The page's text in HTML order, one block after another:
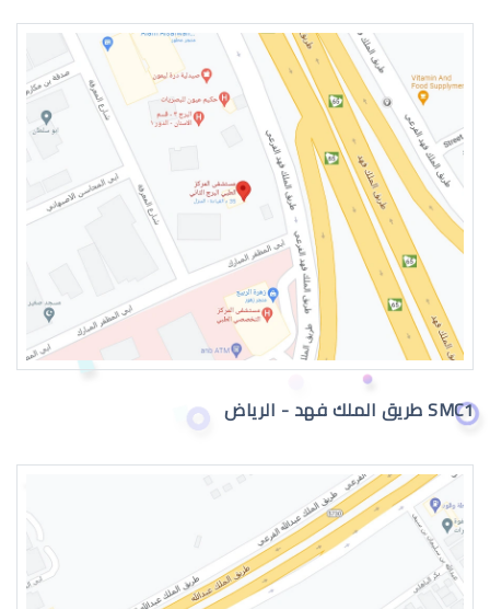
العدسات اللاصقة الطبية الشهرية
العدسات اللاصقة الطبية الدائمة
SMC1 طريق الملك فهد - الرياض